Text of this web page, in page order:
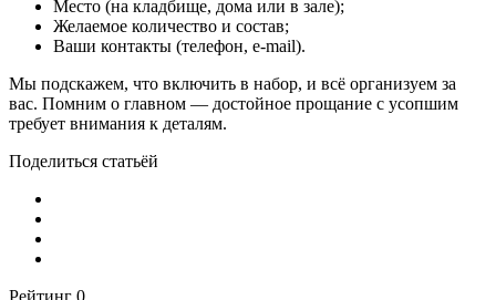
Место (на кладбище, дома или в зале);
Желаемое количество и состав;
Ваши контакты (телефон, e-mail).
Мы подскажем, что включить в набор, и всё организуем за
вас. Помним о главном — достойное прощание с усопшим
требует внимания к деталям.
Поделиться статьёй
Рейтинг 0